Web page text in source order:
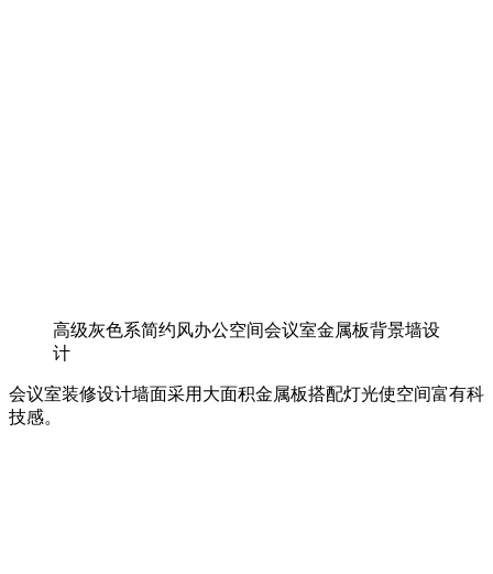
高级灰色系简约风办公空间会议室金属板背景墙设
计
会议室装修设计墙面采用大面积金属板搭配灯光使空间富有科
技感。